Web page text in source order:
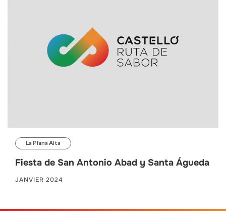
La Plana Alta
Fiesta de San Antonio Abad y Santa Águeda
JANVIER 2024